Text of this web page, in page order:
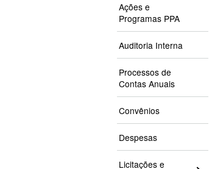
Ações e
Programas PPA
Auditoria Interna
Processos de
Contas Anuais
Convênios
Despesas
Licitações e